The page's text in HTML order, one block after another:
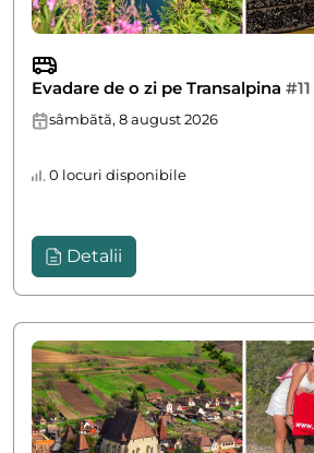
Evadare de o zi pe Transalpina #11
sâmbătă, 8 august 2026
0 locuri disponibile
Detalii